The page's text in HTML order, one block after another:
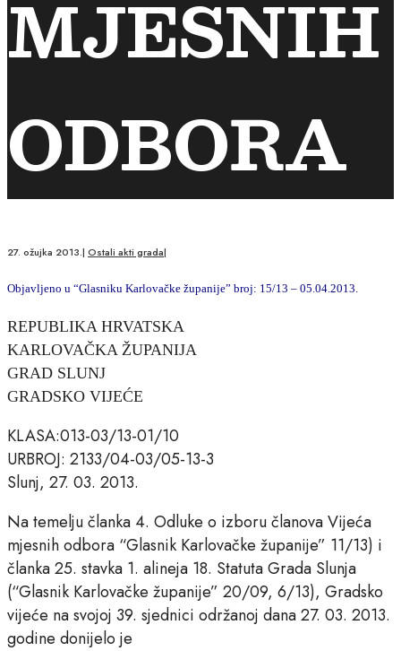
MJESNIH
ODBORA
27. ožujka 2013.| Ostali akti grada|
Objavljeno u “Glasniku Karlovačke županije” broj: 15/13 – 05.04.2013.
REPUBLIKA HRVATSKA
KARLOVAČKA ŽUPANIJA
GRAD SLUNJ
GRADSKO VIJEĆE
KLASA:013-03/13-01/10
URBROJ: 2133/04-03/05-13-3
Slunj, 27. 03. 2013.
Na temelju članka 4. Odluke o izboru članova Vijeća
mjesnih odbora “Glasnik Karlovačke županije” 11/13) i
članka 25. stavka 1. alineja 18. Statuta Grada Slunja
(“Glasnik Karlovačke županije” 20/09, 6/13), Gradsko
vijeće na svojoj 39. sjednici održanoj dana 27. 03. 2013.
godine donijelo je